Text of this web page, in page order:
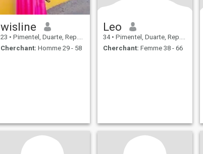
wisline
23 • Pimentel, Duarte, Rep.Dominicaine
Cherchant: Homme 29 - 58
Leo
34 • Pimentel, Duarte, Rep.Dominicaine
Cherchant: Femme 38 - 66